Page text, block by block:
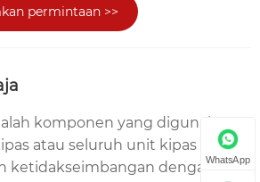
permintaan >>
komponen yang digunakan
atau seluruh unit kipas
ketidakseimbangan denganWhatsApp